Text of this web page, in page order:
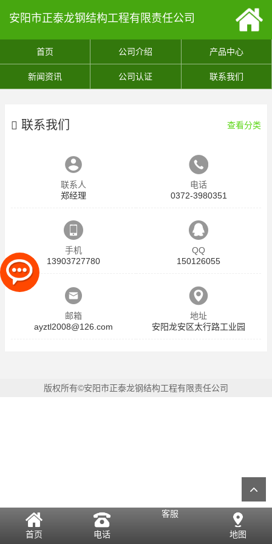
安阳市正泰龙钢结构工程有限责任公司
首页 公司介绍 产品中心
新闻资讯 公司认证 联系我们
联系我们 查看分类
联系人
郑经理
电话
0372-3980351
手机
13903727780
QQ
150126055
邮箱
ayztl2008@126.com
地址
安阳龙安区太行路工业园
版权所有©安阳市正泰龙钢结构工程有限责任公司
首页 电话
客服
地图